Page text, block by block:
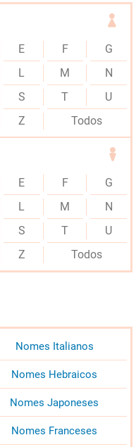
E F
G
L M
N
S T
U
Z Todos
E F
G
L M
N
S T
U
Z Todos
Nomes Italianos
Nomes Hebraicos
Nomes Japoneses
Nomes Franceses